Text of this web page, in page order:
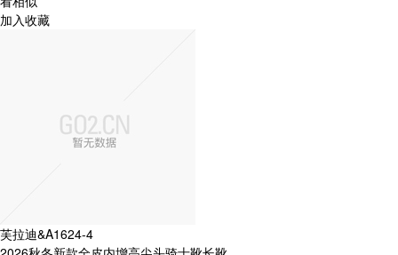
加入收藏
芙拉迪&A1624-4